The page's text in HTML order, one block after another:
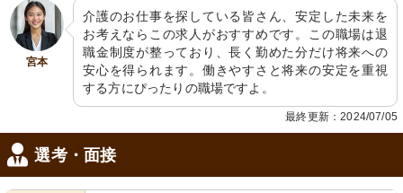
ゆっくりと読書が楽しめる清潔感溢れ
茶室
整理整頓された収納で、スッキリとし
た生活空間を実現しています。
宮本
介護のお仕事を探している皆さん、安定した未来を
お考えならこの求人がおすすめです。この職場は退
職金制度が整っており、長く勤めた分だけ将来への
安心を得られます。働きやすさと将来の安定を重視
する方にぴったりの職場ですよ。
最終更新：2024/07/05
選考・面接